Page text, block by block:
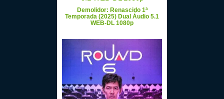
Demolidor: Renascido 1ª
Temporada (2025) Dual Áudio 5.1
WEB-DL 1080p